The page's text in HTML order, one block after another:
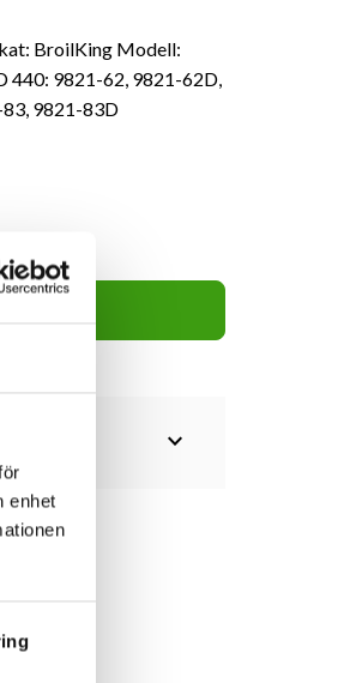
enhet
BroilKing Modell:
440: 9821-62, 9821-62D,
9821-83D
expand_more